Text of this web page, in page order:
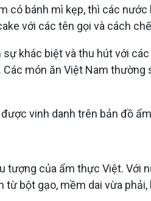
bánh mì kẹp, thì các
với các tên gọi và cách
khác biệt và thu hút với
món ăn Việt Nam
vinh danh trên bản đồ
tượng của ẩm thực Việt.
bột gạo, mềm dai vừa